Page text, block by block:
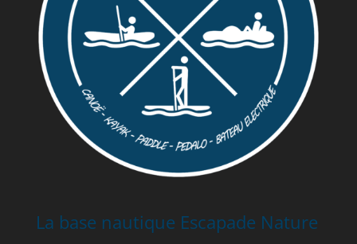
La base nautique Escapade Nature